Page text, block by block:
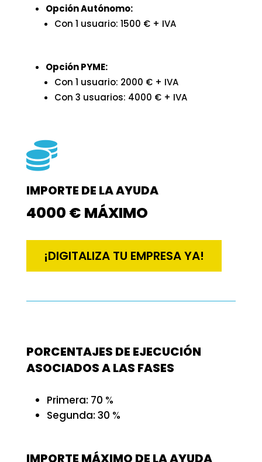
Opción Autónomo:
Con 1 usuario: 1500 € + IVA
Opción PYME:
Con 1 usuario: 2000 € + IVA
Con 3 usuarios: 4000 € + IVA

IMPORTE DE LA AYUDA
4000 € MÁXIMO
¡DIGITALIZA TU EMPRESA YA!
PORCENTAJES DE EJECUCIÓN
ASOCIADOS A LAS FASES
Primera: 70 %
Segunda: 30 %
IMPORTE MÁXIMO DE LA AYUDA